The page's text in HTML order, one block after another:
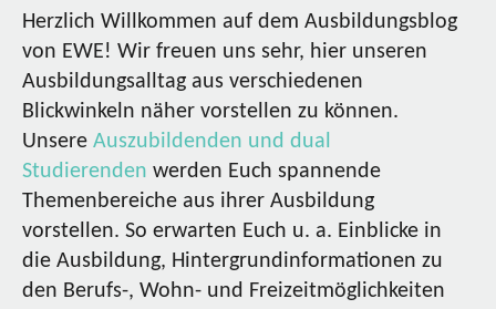
Herzlich Willkommen auf dem Ausbildungsblog
von EWE! Wir freuen uns sehr, hier unseren
Ausbildungsalltag aus verschiedenen
Blickwinkeln näher vorstellen zu können.
Unsere Auszubildenden und dual
Studierenden werden Euch spannende
Themenbereiche aus ihrer Ausbildung
vorstellen. So erwarten Euch u. a. Einblicke in
die Ausbildung, Hintergrundinformationen zu
den Berufs-, Wohn- und Freizeitmöglichkeiten